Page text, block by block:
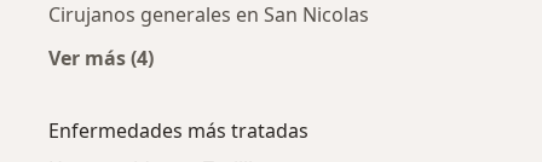
Cirujanos generales en San Nicolas
Ver más (4)
Enfermedades más tratadas